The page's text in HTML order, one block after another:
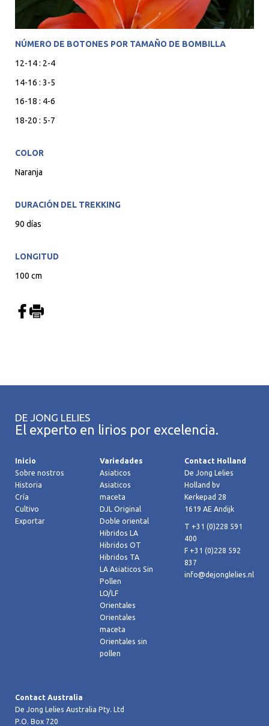
NÚMERO DE BOTONES POR TAMAÑO DE BOMBILLA
12-14 : 2-4
14-16 : 3-5
16-18 : 4-6
18-20 : 5-7
COLOR
Naranja
DURACIÓN DEL TREKKING
90 días
LONGITUD
100 cm
DE JONG LELIES
El experto en lirios por excelencia.
Inicio
Sobre nostros
Historia
Cría
Cultivo
Exportar
Variedades
Asiaticos
Asiaticos
maceta
DJL Original
Doble oriental
Hibridos LA
Hibridos OT
Hibridos TA
LA Asiaticos Sin
Pollen
LO/LF
Orientales
Orientales
maceta
Orientales sin
pollen
Contact Holland
De Jong Lelies
Holland bv
Kerkepad 28
1619 AE Andijk
T +31 (0)228 591
400
F +31 (0)228 592
837
info@dejonglelies.nl
Contact Australia
De Jong Lelies Australia Pty. Ltd
P.O. Box 720